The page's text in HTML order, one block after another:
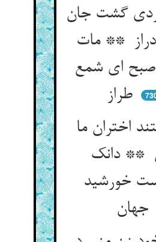
گشت جان
** مات
ای شمع
اختران ما
** دانک
خورشید
جهان